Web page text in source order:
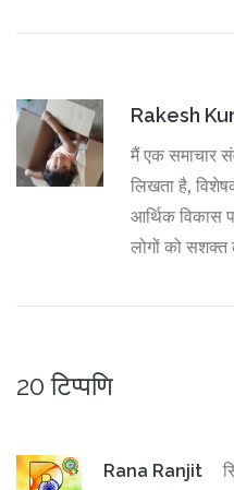
Rakesh
मैं एक समाचार
लिखता है,
आर्थिक विकास
लोगों को
20 टिप्पणि
Rana Ranjit